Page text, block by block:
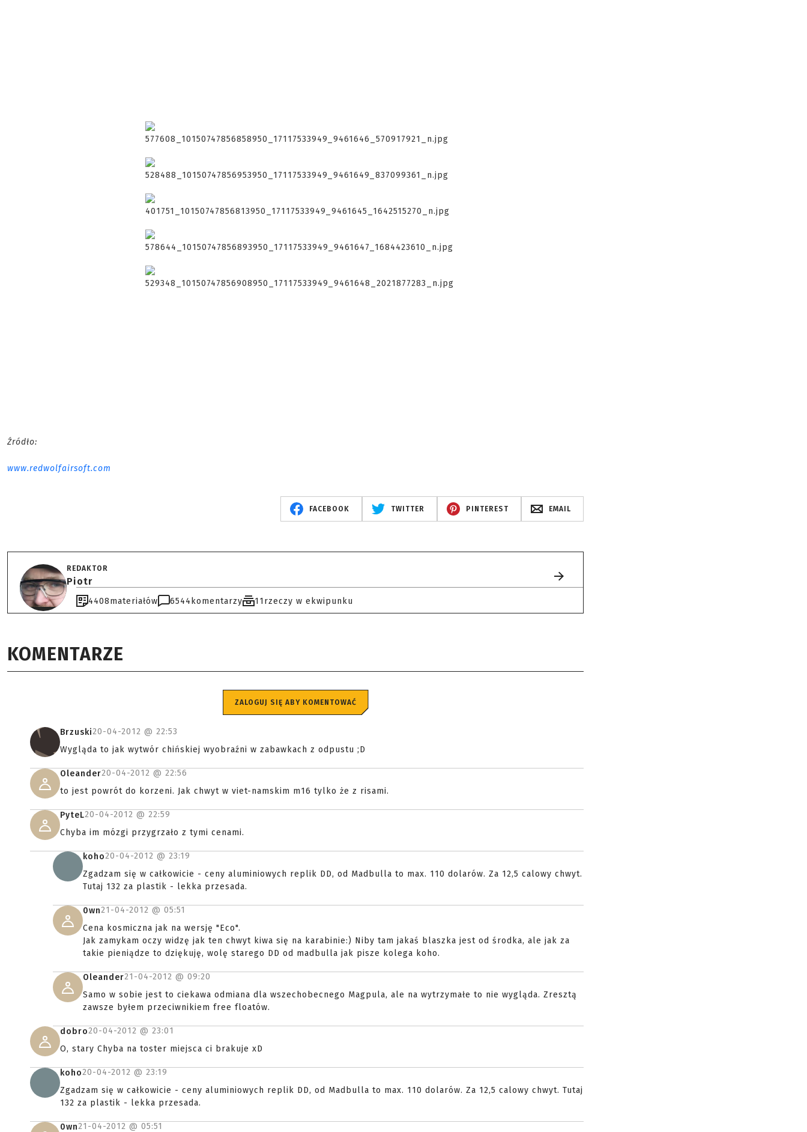
Źródło:
www.redwolfairsoft.com
FACEBOOK TWITTER PINTEREST EMAIL
REDAKTOR
Piotr
4408materiałów 6544 komentarzy 11rzeczy w ekwipunku
KOMENTARZE
ZALOGUJ SIĘ ABY KOMENTOWAĆ
Brzuski20-04-2012 @ 22:53
Wygląda to jak wytwór chińskiej wyobraźni w zabawkach z odpustu ;D
Oleander20-04-2012 @ 22:56
to jest powrót do korzeni. Jak chwyt w viet-namskim m16 tylko że z risami.
PyteL20-04-2012 @ 22:59
Chyba im mózgi przygrzało z tymi cenami.
koho20-04-2012 @ 23:19
Zgadzam się w całkowicie - ceny aluminiowych replik DD, od Madbulla to max. 110 dolarów. Za 12,5 calowy chwyt.
Tutaj 132 za plastik - lekka przesada.
0wn21-04-2012 @ 05:51
Cena kosmiczna jak na wersję "Eco".
Jak zamykam oczy widzę jak ten chwyt kiwa się na karabinie:) Niby tam jakaś blaszka jest od środka, ale jak za
takie pieniądze to dziękuję, wolę starego DD od madbulla jak pisze kolega koho.
Oleander21-04-2012 @ 09:20
Samo w sobie jest to ciekawa odmiana dla wszechobecnego Magpula, ale na wytrzymałe to nie wygląda. Zresztą
zawsze byłem przeciwnikiem free floatów.
dobro20-04-2012 @ 23:01
O, stary Chyba na toster miejsca ci brakuje xD
koho20-04-2012 @ 23:19
Zgadzam się w całkowicie - ceny aluminiowych replik DD, od Madbulla to max. 110 dolarów. Za 12,5 calowy chwyt. Tutaj
132 za plastik - lekka przesada.
0wn21-04-2012 @ 05:51